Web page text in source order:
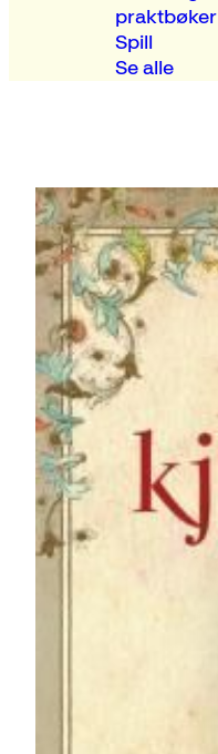
praktbøker
Spill
Se alle